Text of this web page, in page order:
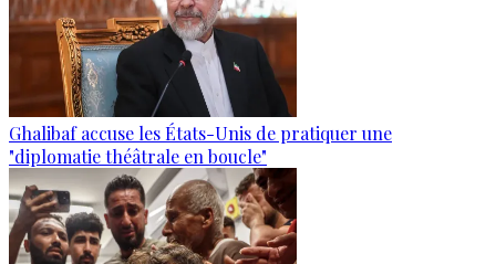
Ghalibaf accuse les États-Unis de pratiquer une
"diplomatie théâtrale en boucle"